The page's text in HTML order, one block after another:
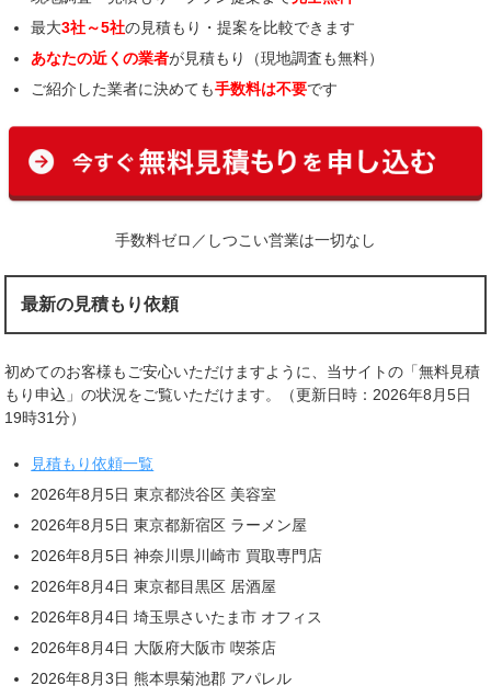
最大3社～5社の見積もり・提案を比較できます
あなたの近くの業者が見積もり（現地調査も無料）
ご紹介した業者に決めても手数料は不要です
手数料ゼロ／しつこい営業は一切なし
最新の見積もり依頼
初めてのお客様もご安心いただけますように、当サイトの「無料見積
もり申込」の状況をご覧いただけます。（更新日時：2026年8月5日
19時31分）
見積もり依頼一覧
2026年8月5日 東京都渋谷区 美容室
2026年8月5日 東京都新宿区 ラーメン屋
2026年8月5日 神奈川県川崎市 買取専門店
2026年8月4日 東京都目黒区 居酒屋
2026年8月4日 埼玉県さいたま市 オフィス
2026年8月4日 大阪府大阪市 喫茶店
2026年8月3日 熊本県菊池郡 アパレル